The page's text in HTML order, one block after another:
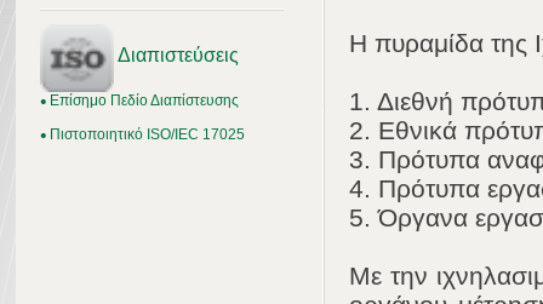
Διαπιστεύσεις
Επίσημο Πεδίο Διαπίστευσης
Πιστοποιητικό ISO/IEC 17025
Η πυραμίδα της
1. Διεθνή
2. Εθνικά
3. Πρότυπα
4. Πρότυπα
5. Όργανα
Με την